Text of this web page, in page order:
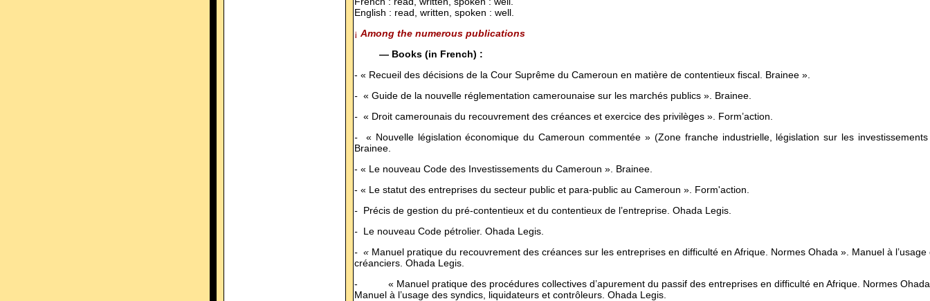
English : read, written, spoken : well.
¡ Among the numerous publications
— Books (in French) :
- « Recueil des décisions de la Cour Suprême du Cameroun en matière de contentieux fiscal. Brainee ».
- « Guide de la nouvelle réglementation camerounaise sur les marchés publics ». Brainee.
- « Droit camerounais du recouvrement des créances et exercice des privilèges ». Form’action.
- « Nouvelle législation économique du Cameroun commentée » (Zone franche industrielle, législation sur les
Brainee.
- « Le nouveau Code des Investissements du Cameroun ». Brainee.
- « Le statut des entreprises du secteur public et para-public au Cameroun ». Form'action.
- Précis de gestion du pré-contentieux et du contentieux de l’entreprise. Ohada Legis.
- Le nouveau Code pétrolier. Ohada Legis.
- « Manuel pratique du recouvrement des créances sur les entreprises en difficulté en Afrique. Normes Ohada ». Manuel à l’usage
créanciers. Ohada Legis.
- « Manuel pratique des procédures collectives d’apurement du passif des entreprises en difficulté en Afrique. Normes
Manuel à l’usage des syndics, liquidateurs et contrôleurs. Ohada Legis.